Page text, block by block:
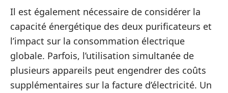
Il est également nécessaire de considérer la
capacité énergétique des deux purificateurs et
l’impact sur la consommation électrique
globale. Parfois, l’utilisation simultanée de
plusieurs appareils peut engendrer des coûts
supplémentaires sur la facture d’électricité. Un